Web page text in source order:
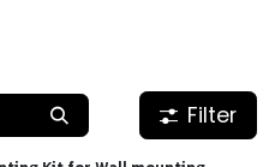
Filter